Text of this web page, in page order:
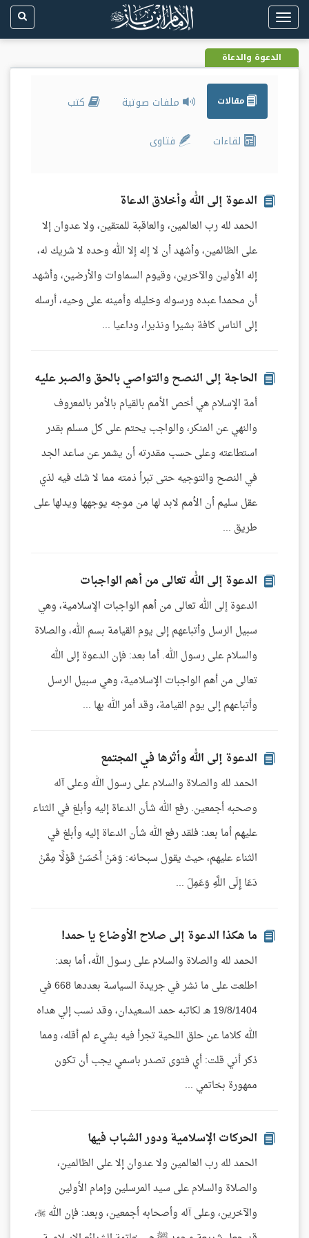
Toggle
navigation
الدعوة والدعاة
مقالات ملفات صوتية كتب
لقاءات فتاوى
الدعوة إلى الله وأخلاق الدعاة
الحمد لله رب العالمين، والعاقبة للمتقين، ولا عدوان إلا
على الظالمين، وأشهد أن لا إله إلا الله وحده لا شريك له،
إله الأولين والآخرين، وقيوم السماوات والأرضين، وأشهد
أن محمدا عبده ورسوله وخليله وأمينه على وحيه، أرسله
إلى الناس كافة بشيرا ونذيرا، وداعيا ...
الحاجة إلى النصح والتواصي بالحق والصبر عليه
أمة الإسلام هي أخص الأمم بالقيام بالأمر بالمعروف
والنهي عن المنكر، والواجب يحتم على كل مسلم بقدر
استطاعته وعلى حسب مقدرته أن يشمر عن ساعد الجد
في النصح والتوجيه حتى تبرأ ذمته مما لا شك فيه لذي
عقل سليم أن الأمم لابد لها من موجه يوجهها ويدلها على
طريق ...
الدعوة إلى الله تعالى من أهم الواجبات
الدعوة إلى الله تعالى من أهم الواجبات الإسلامية، وهي
سبيل الرسل وأتباعهم إلى يوم القيامة بسم الله، والصلاة
والسلام على رسول الله. أما بعد: فإن الدعوة إلى الله
تعالى من أهم الواجبات الإسلامية، وهي سبيل الرسل
وأتباعهم إلى يوم القيامة، وقد أمر الله بها ...
الدعوة إلى الله وأثرها في المجتمع
الحمد لله والصلاة والسلام على رسول الله وعلى آله
وصحبه أجمعين. رفع الله شأن الدعاة إليه وأبلغ في الثناء
عليهم أما بعد: فلقد رفع الله شأن الدعاة إليه وأبلغ في
الثناء عليهم، حيث يقول سبحانه: وَمَنْ أَحْسَنُ قَوْلًا مِمَّنْ
دَعَا إِلَى اللَّهِ وَعَمِلَ ...
ما هكذا الدعوة إلى صلاح الأوضاع يا حمد!
الحمد لله والصلاة والسلام على رسول الله، أما بعد:
اطلعت على ما نشر في جريدة السياسة بعددها 668 في
19/8/1404 هـ لكاتبه حمد السعيدان، وقد نسب إلي هداه
الله كلاما عن حلق اللحية تجرأ فيه بشيء لم أقله، ومما
ذكر أني قلت: أي فتوى تصدر باسمي يجب أن تكون
ممهورة بخاتمي ...
الحركات الإسلامية ودور الشباب فيها
الحمد لله رب العالمين ولا عدوان إلا على الظالمين،
والصلاة والسلام على سيد المرسلين وإمام الأولين
والآخرين، وعلى آله وأصحابه أجمعين، وبعد: فإن الله ،